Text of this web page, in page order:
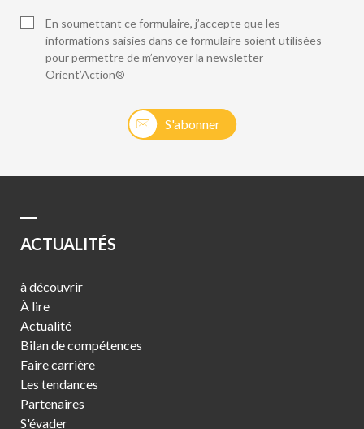
S'abonner
En soumettant ce formulaire, j’accepte que les
informations saisies dans ce formulaire soient utilisées
pour permettre de m’envoyer la newsletter
Orient’Action®
ACTUALITÉS
à découvrir
À lire
Actualité
Bilan de compétences
Faire carrière
Les tendances
Partenaires
S'évader